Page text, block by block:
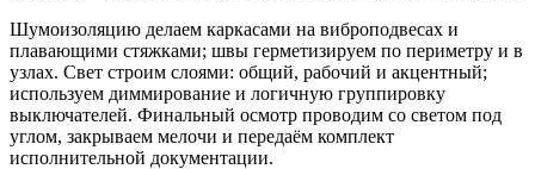
Шумоизоляцию делаем каркасами на виброподвесах и
плавающими стяжками; швы герметизируем по периметру и в
узлах. Свет строим слоями: общий, рабочий и акцентный;
используем диммирование и логичную группировку
выключателей. Финальный осмотр проводим со светом под
углом, закрываем мелочи и передаём комплект
исполнительной документации.